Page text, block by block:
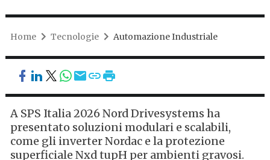
Home Tecnologie Automazione Industriale
A SPS Italia 2026 Nord Drivesystems ha
presentato soluzioni modulari e scalabili,
come gli inverter Nordac e la protezione
superficiale Nxd tupH per ambienti gravosi.